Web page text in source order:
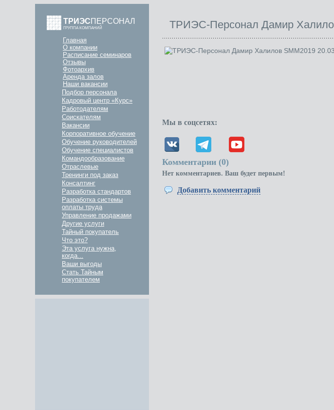
ТРИЭСПЕРСОНАЛ
ГРУППА КОМПАНИЙ
Главная
О компании
Расписание семинаров
Отзывы
Фотоархив
Аренда залов
Наши вакансии
Подбор персонала
Кадровый центр «Курс»
Работодателям
Соискателям
Вакансии
Корпоративное обучение
Обучение руководителей
Обучение специалистов
Командообразование
Отраслевые
Тренинги под заказ
Консалтинг
Разработка стандартов
Разработка системы
оплаты труда
Управление продажами
Другие услуги
Тайный покупатель
Что это?
Эта услуга нужна,
когда...
Ваши выгоды
Стать Тайным
покупателем
ТРИЭС-Персонал Дамир
Мы в соцсетях:
Комментарии (0)
Нет комментариев. Ваш будет первым!
Добавить комментарий